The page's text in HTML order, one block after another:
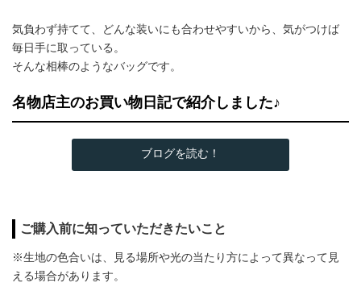
気負わず持てて、どんな装いにも合わせやすいから、気がつけば
毎日手に取っている。
そんな相棒のようなバッグです。
名物店主のお買い物日記で紹介しました♪
ブログを読む！
ご購入前に知っていただきたいこと
※生地の色合いは、見る場所や光の当たり方によって異なって見
える場合があります。